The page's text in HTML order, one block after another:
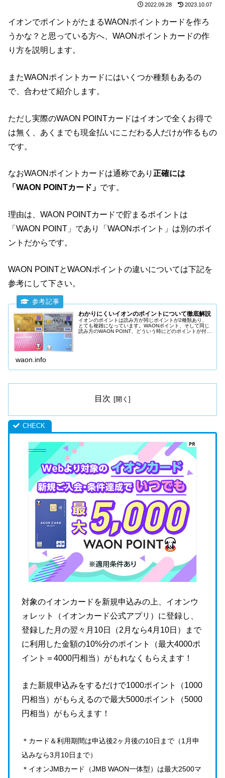
2022.09.28 2023.10.07
イオンでポイントがたまるWAONポイントカードを作ろ
うかな？と思っている方へ、WAONポイントカードの作
り方を説明します。
またWAONポイントカードにはいくつか種類もあるの
で、合わせて紹介します。
ただし実際のWAON POINTカードはイオンで全くお得で
は無く、あくまでも現金払いにこだわる人だけが作るもの
です。
なおWAONポイントカードは通称であり 正確には
「WAON POINTカード」 です。
理由は、WAON POINTカードで貯まるポイントは
「WAON POINT」であり「WAONポイント」は別のポイ
ントだからです。
WAON POINTとWAONポイントの違いについては下記を
参考にして下さい。
わかりにくいイオンのポイントについて徹底解説
イオンのポイントは読み方が同じポイントが2種類あり、
とても複雑になっています。WAONポイント、そして同じ
読み方のWAON POINT、どういう時にどのポイントが付与
waon.info
目次
対象のイオンカードを新規申込みの上、イオンウ
ォレット（イオンカード公式アプリ）に登録し、
登録した月の翌々月10日（2月なら4月10日）まで
に利用した金額の10%分のポイント（最大4000ポ
イント＝4000円相当）がもれなくもらえます！
また新規申込みをするだけで1000ポイント（1000
円相当）がもらえるので最大5000ポイント（5000
円相当）がもらえます！
＊カード＆利用期間は申込後2ヶ月後の10日まで（1月申
込みなら3月10日まで）
＊イオンJMBカード（JMB WAON一体型）は最大2500マ